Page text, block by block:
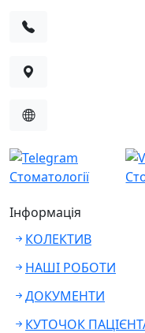
Інформація
КОЛЕКТИВ
НАШІ РОБОТИ
ДОКУМЕНТИ
КУТОЧОК